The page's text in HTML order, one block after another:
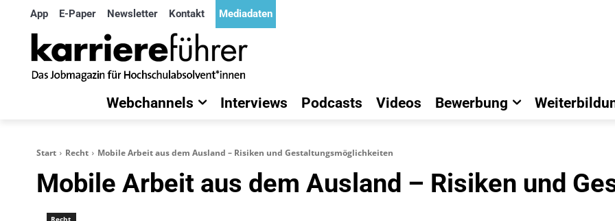
App E-Paper Newsletter Kontakt Mediadaten
Webchannels Interviews Podcasts Videos Bewerbung
Start Recht Mobile Arbeit aus dem Ausland – Risiken und Gestaltungsmöglichkeiten
Mobile Arbeit aus dem Ausland – Risiken und
Recht